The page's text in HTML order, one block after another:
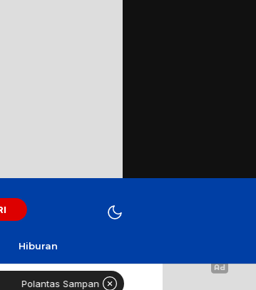
Hiburan
Imbau Latihan Gerak Jalan Tak Gunakan Jalan